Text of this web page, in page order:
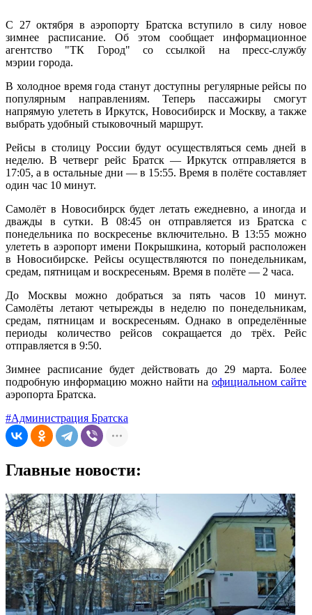
С 27 октября в аэропорту Братска вступило в силу новое
зимнее расписание. Об этом сообщает информационное
агентство "ТК Город" со ссылкой на пресс-службу
мэрии города.
В холодное время года станут доступны регулярные рейсы по
популярным направлениям. Теперь пассажиры смогут
напрямую улететь в Иркутск, Новосибирск и Москву, а также
выбрать удобный стыковочный маршрут.
Рейсы в столицу России будут осуществляться семь дней в
неделю. В четверг рейс Братск — Иркутск отправляется в
17:05, а в остальные дни — в 15:55. Время в полёте составляет
один час 10 минут.
Самолёт в Новосибирск будет летать ежедневно, а иногда и
дважды в сутки. В 08:45 он отправляется из Братска с
понедельника по воскресенье включительно. В 13:55 можно
улететь в аэропорт имени Покрышкина, который расположен
в Новосибирске. Рейсы осуществляются по понедельникам,
средам, пятницам и воскресеньям. Время в полёте — 2 часа.
До Москвы можно добраться за пять часов 10 минут.
Самолёты летают четырежды в неделю по понедельникам,
средам, пятницам и воскресеньям. Однако в определённые
периоды количество рейсов сокращается до трёх. Рейс
отправляется в 9:50.
Зимнее расписание будет действовать до 29 марта. Более
подробную информацию можно найти наофициальном сайте
аэропорта Братска.
#Администрация Братска
Главные новости: